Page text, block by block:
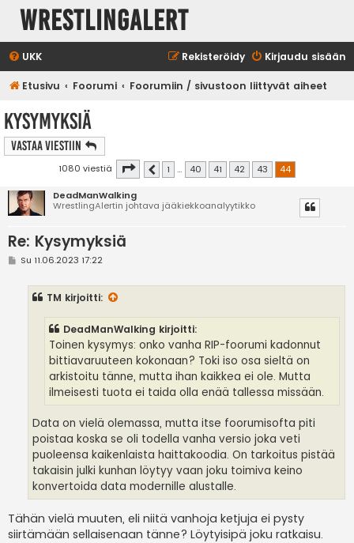
WrestlingAlert
UKK Kirjaudu sisään
Rekisteröidy
Etusivu Foorumi Foorumiin / sivustoon liittyvät aiheet
Kysymyksiä
Vastaa Viestiin
1080 viestiä Sivu 44Edellinen
1 … 40 41 42 43 44
DeadManWalking
WrestlingAlertin johtava jääkiekkoanalyytikko
Re: Kysymyksiä
VSu 11.06.2023 17:22
TM kirjoitti:
DeadManWalking kirjoitti:
Toinen kysymys: onko vanha RIP-foorumi kadonnut
bittiavaruuteen kokonaan? Toki iso osa sieltä on
arkistoitu tänne, mutta ihan kaikkea ei ole. Mutta
ilmeisesti tuota ei taida olla enää tallessa missään.
Data on vielä olemassa, mutta itse foorumisofta piti
poistaa koska se oli todella vanha versio joka veti
puoleensa kaikenlaista haittakoodia. On tarkoitus pistää
takaisin julki kunhan löytyy vaan joku toimiva keino
konvertoida data modernille alustalle.
Tähän vielä muuten, eli niitä vanhoja ketjuja ei pysty
siirtämään sellaisenaan tänne? Löytyisipä joku ratkaisu.